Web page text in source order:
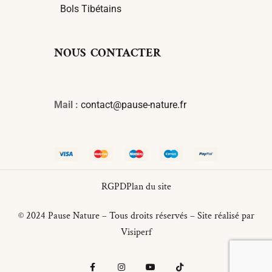
Bols Tibétains
NOUS CONTACTER
Mail : contact@pause-nature.fr
RGPDPlan du site
© 2024 Pause Nature – Tous droits réservés – Site réalisé par
Visiperf